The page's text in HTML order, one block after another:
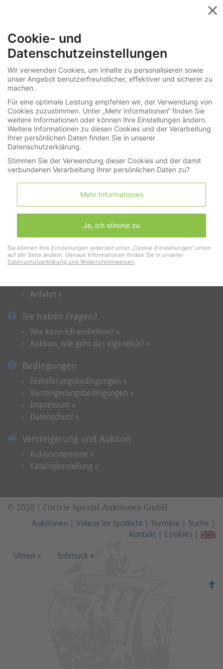
Monatliche Last Minute Auktionen
Taschenuhren
» 271-6052
Taschenuhr: interessante französische B-
Uhr mit Ankerchronometerwerk, L. Leroy
& Cie No.13, um 1920
LNDA Los
Merkliste Warenkorb(0)
Informationen
Kontakt und Termine
Terminvereinbarung »
Anfahrt »
Sie haben Fragen?
Wie kann ich einliefern? »
Auktion, wie geht das eigentlich? »
Bedingungen
Einlieferungsbedingungen »
Versteigerungsbedingungen »
Impressum »
Datenschutz »
Versteigerung und Auktion
Auktionstermine »
Katalogbestellung »
© 2026 | Cortrie Spezial-Auktionen GmbH
Auktionen
Videos im Spotlicht Termine Suche
Kontakt
Cookies
Uhren » Schmuck »
Cookie- und
Datenschutzeinstellungen
Wir verwenden Cookies, um Inhalte zu personalisieren sowie
unser Angebot benutzerfreundlicher, effektiver und sicherer zu
machen.
Für eine optimale Leistung empfehlen wir, der Verwendung von
Cookies zuzustimmen. Unter „Mehr Informationen“ finden Sie
weitere Informationen oder können Ihre Einstellungen ändern.
Weitere Informationen zu diesen Cookies und der Verarbeitung
Ihrer persönlichen Daten finden Sie in unserer
Datenschutzerklärung.
Stimmen Sie der Verwendung dieser Cookies und der damit
verbundenen Verarbeitung Ihrer persönlichen Daten zu?
Mehr Informationen
Ja, ich stimme zu
Sie können Ihre Einstellungen jederzeit unter „Cookie-Einstellungen“ unten
auf der Seite ändern. Genaue Informationen finden Sie in unserer
Datenschutzerklärung und Widerrufshinweisen.